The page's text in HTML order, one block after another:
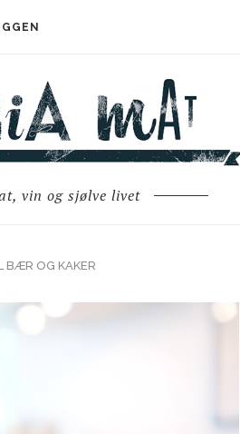
vin og sjølve livet
BÆR OG KAKER